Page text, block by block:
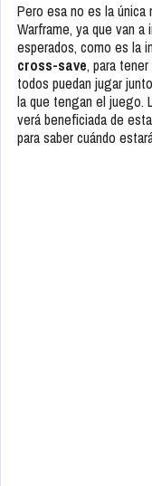
Pero esa no es la única
Warframe, ya que van a
esperados, como es la
cross-save, para
todos puedan jugar
la que tengan el juego.
verá beneficiada de
para saber cuándo